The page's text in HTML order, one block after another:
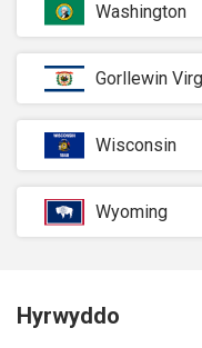
Washington
Gorllewin
Wisconsin
Wyoming
Hyrwyddo